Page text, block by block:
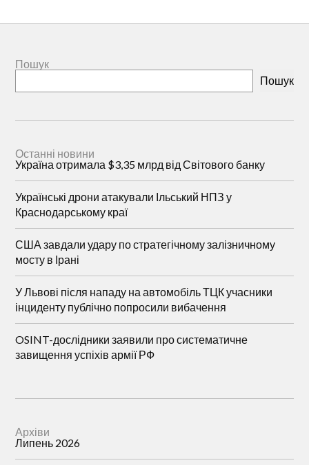
Пошук
Пошук
Останні новини
Україна отримала $3,35 млрд від Світового банку
Українські дрони атакували Ільський НПЗ у
Краснодарському краї
США завдали удару по стратегічному залізничному
мосту в Ірані
У Львові після нападу на автомобіль ТЦК учасники
інциденту публічно попросили вибачення
OSINT-дослідники заявили про систематичне
завищення успіхів армії РФ
Архіви
Липень 2026